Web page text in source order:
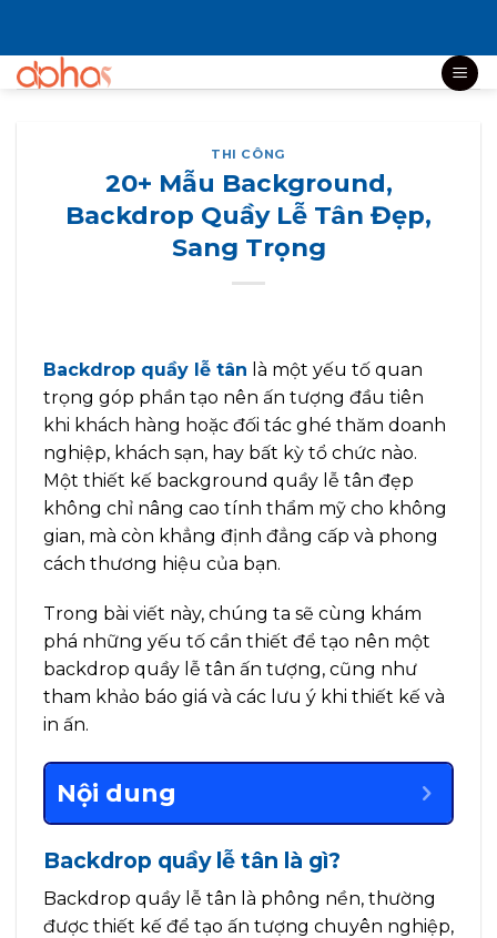
nội
dung
THI CÔNG
20+ Mẫu Background,
Backdrop Quầy Lễ Tân Đẹp,
Sang Trọng
Backdrop quầy lễ tân là một yếu tố quan
trọng góp phần tạo nên ấn tượng đầu tiên
khi khách hàng hoặc đối tác ghé thăm doanh
nghiệp, khách sạn, hay bất kỳ tổ chức nào.
Một thiết kế background quầy lễ tân đẹp
không chỉ nâng cao tính thẩm mỹ cho không
gian, mà còn khẳng định đẳng cấp và phong
cách thương hiệu của bạn.
Trong bài viết này, chúng ta sẽ cùng khám
phá những yếu tố cần thiết để tạo nên một
backdrop quầy lễ tân ấn tượng, cũng như
tham khảo báo giá và các lưu ý khi thiết kế và
in ấn.
Nội dung
Backdrop quầy lễ tân là gì?
Backdrop quầy lễ tân là phông nền, thường
được thiết kế để tạo ấn tượng chuyên nghiệp,